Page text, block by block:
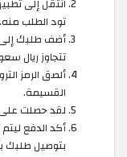
تود الطلب منه.
أضف طلبك
تتجاوز ريال
ألصق الرمز
القسيمة.
لقد حصلت
أكد الدفع
بتوصيل